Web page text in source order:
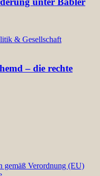
& Gesellschaft
– die rechte
gemäß Verordnung (EU)